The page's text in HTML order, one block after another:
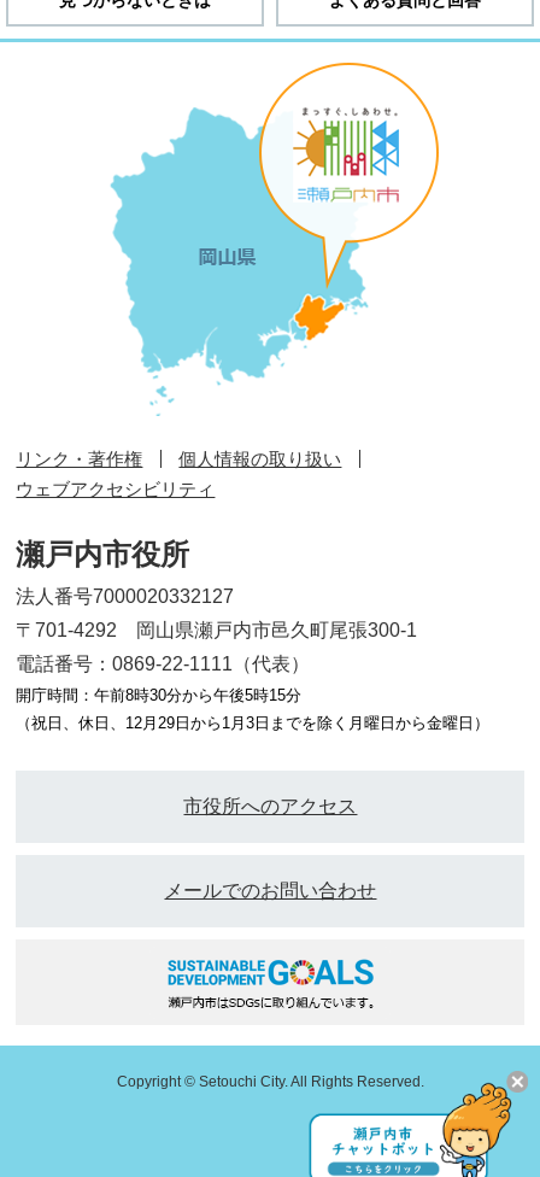
リンク・著作権
個人情報の取り扱い
ウェブアクセシビリティ
瀬戸内市役所
法人番号7000020332127
〒701-4292 岡山県瀬戸内市邑久町尾張300-1
電話番号：0869-22-1111（代表）
開庁時間：午前8時30分から午後5時15分
（祝日、休日、12月29日から1月3日までを除く月曜日から金曜日）
市役所へのアクセス
メールでのお問い合わせ
Copyright © Setouchi City. All Rights Reserved.